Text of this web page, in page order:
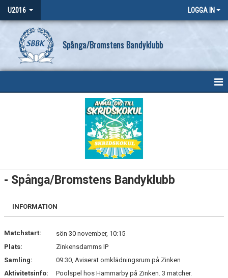
U2016 LOGGA IN
Spånga/Bromstens Bandyklubb
DOKUMENT
KONTAKT
- Spånga/Bromstens Bandyklubb
INFORMATION
Matchstart:
sön 30 november, 10:15
Plats:
Zinkensdamms IP
Samling:
09:30, Aviserat omklädningsrum på Zinken
Aktivitetsinfo:
Poolspel hos Hammarby på Zinken. 3 matcher.